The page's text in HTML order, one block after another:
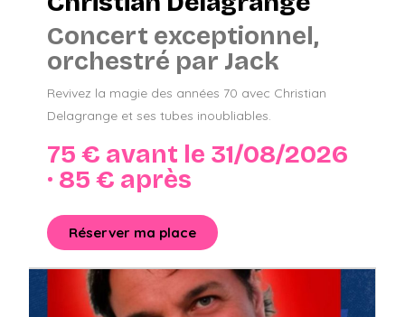
Concert exceptionnel,
orchestré par Jack
Revivez la magie des années 70 avec Christian
Delagrange et ses tubes inoubliables.
75 € avant le 31/08/2026
· 85 € après
Réserver ma place